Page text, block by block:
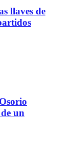
llaves de
un